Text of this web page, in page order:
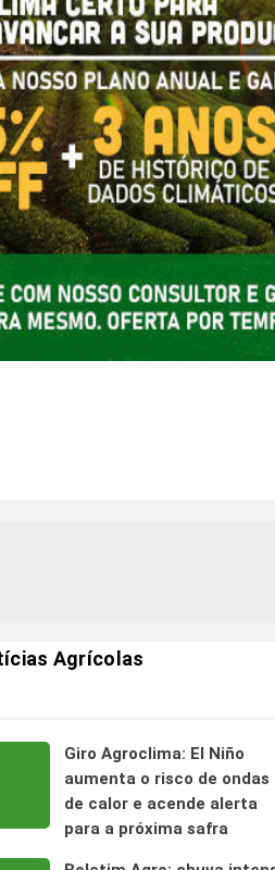
Agrícolas
Giro Agroclima: El Niño
aumenta o risco de ondas
de calor e acende alerta
para a próxima safra